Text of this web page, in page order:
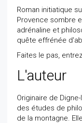
Roman initiatique
Provence sombre
adrénaline et
quête effrénée
Faites le pas,
L'auteur
Originaire de
des études de
de la montagne.